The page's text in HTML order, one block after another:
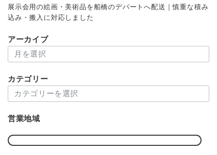
展示会用の絵画・美術品を船橋のデパートへ配送｜慎重な積み
込み・搬入に対応しました
アーカイブ
ー
イ
カテゴリー
テ
リ
営業地域